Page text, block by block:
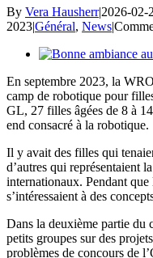
By Vera Hausherr|2026-02-
2023|Général, News|
View
Image
En septembre 2023, la
camp de robotique pour
GL, 27 filles âgées de 8 à
end consacré à la robotique.
Il y avait des filles qui
d’autres qui représentaient
internationaux. Pendant que
s’intéressaient à des
Dans la deuxième partie du
petits groupes sur des
problèmes de concours de